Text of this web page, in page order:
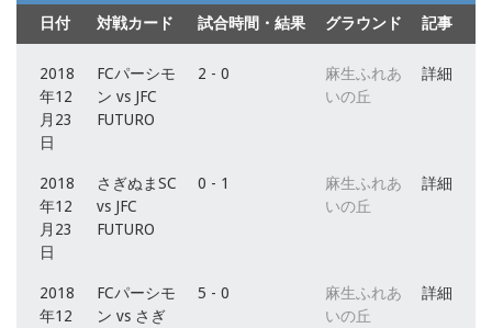
日付 対戦カード 試合時間・結果 グラウンド 記事
2018
年12
月23
日
FCパーシモ
ン vs JFC
FUTURO
2 - 0
麻生ふれあ
いの丘
詳細
2018
年12
月23
日
さぎぬまSC
vs JFC
FUTURO
0 - 1
麻生ふれあ
いの丘
詳細
2018
年12
FCパーシモ
ン vs さぎ
5 - 0
麻生ふれあ
いの丘
詳細